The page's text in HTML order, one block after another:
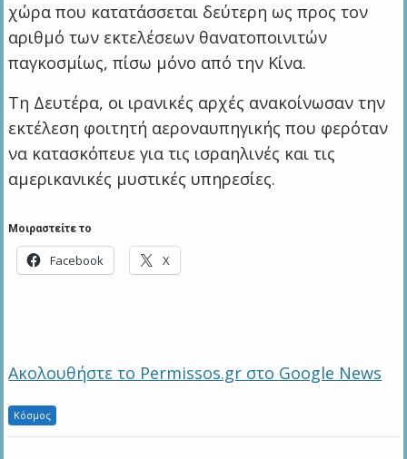
χώρα που κατατάσσεται δεύτερη ως προς τον
αριθμό των εκτελέσεων θανατοποινιτών
παγκοσμίως, πίσω μόνο από την Κίνα.
Τη Δευτέρα, οι ιρανικές αρχές ανακοίνωσαν την
εκτέλεση φοιτητή αεροναυπηγικής που φερόταν
να κατασκόπευε για τις ισραηλινές και τις
αμερικανικές μυστικές υπηρεσίες.
Μοιραστείτε το
Facebook X
Ακολουθήστε το Permissos.gr στο Google News
Κόσμος